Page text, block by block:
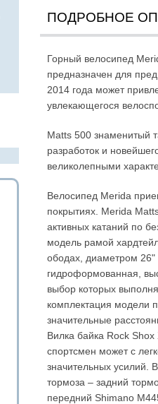
ПОДРОБНОЕ
Горный велосипед
предназначен для
2014 года может
увлекающегося
Matts 500 знаменитый
разработок и
великолепными
Велосипед Merida
покрытиях. Merida
активных катаний по
модель рамой
ободах, диаметром
гидроформованная,
выбор которых
комплектация модели
значительные
Вилка байка Rock
спортсмен может с
значительных усилий.
тормоза – задний
передний Shimano